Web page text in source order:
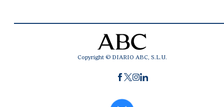
Copyright © DIARIO ABC, S.L.U.